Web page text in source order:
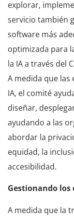
explorar,
servicio también
software más
optimizada para
la IA a través del
A medida que las
IA, el comité
diseñar,
ayudando a las
abordar la
equidad, la
accesibilidad.
Gestionando los
A medida que la